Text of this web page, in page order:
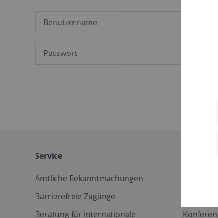
Service
Amtliche Bekanntmachungen
Barrierefreie Zugänge
Beratung für internationale